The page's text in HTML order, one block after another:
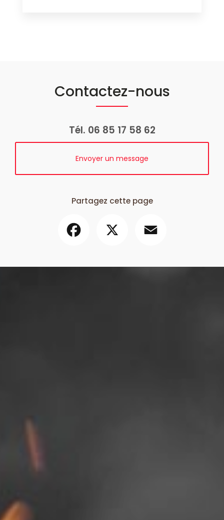
Contactez-nous
Tél. 06 85 17 58 62
Envoyer un message
Partagez cette page